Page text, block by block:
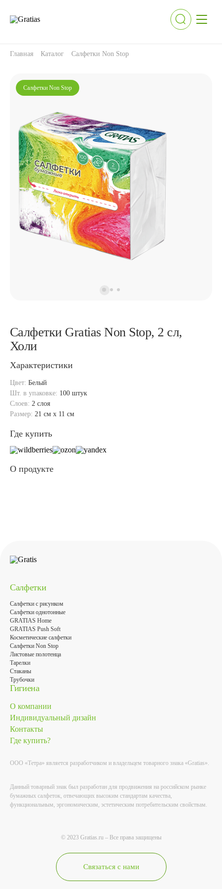
Главная Каталог Салфетки Non Stop
Салфетки Non Stop
Салфетки Gratias Non Stop, 2 сл,
Холи
Характеристики
Цвет: Белый
Шт. в упаковке: 100 штук
Слоев: 2 слоя
Размер: 21 см x 11 см
Где купить
О продукте
Салфетки
Салфетки с рисунком
Салфетки однотонные
GRATIAS Home
GRATIAS Push Soft
Косметические салфетки
Салфетки Non Stop
Листовые полотенца
Тарелки
Стаканы
Трубочки
Гигиена
О компании
Индивидуальный дизайн
Контакты
Где купить?
ООО «Тетра» является разработчиком и владельцем товарного знака «Gratias».
Данный товарный знак был разработан для продвижения на российском рынке
бумажных салфеток, отвечающих высоким стандартам качества,
функциональным, эргономическим, эстетическим потребительским свойствам.
© 2023 Gratias.ru – Все права защищены
Связаться с нами